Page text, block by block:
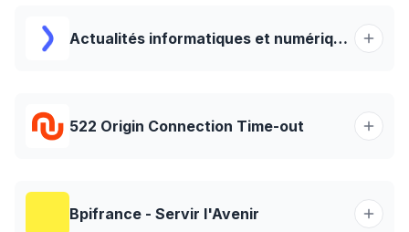
Actualités informatiques et numériques au quotidien
522 Origin Connection Time-out
Bpifrance - Servir l'Avenir